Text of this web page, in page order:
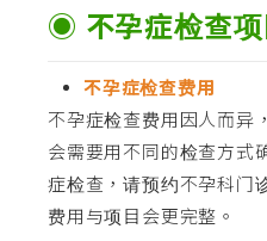
◉ 不孕症检查项
不孕症检查费用
不孕症检查费用因人而异
会需要用不同的检查方式
症检查，请预约不孕科门
费用与项目会更完整。